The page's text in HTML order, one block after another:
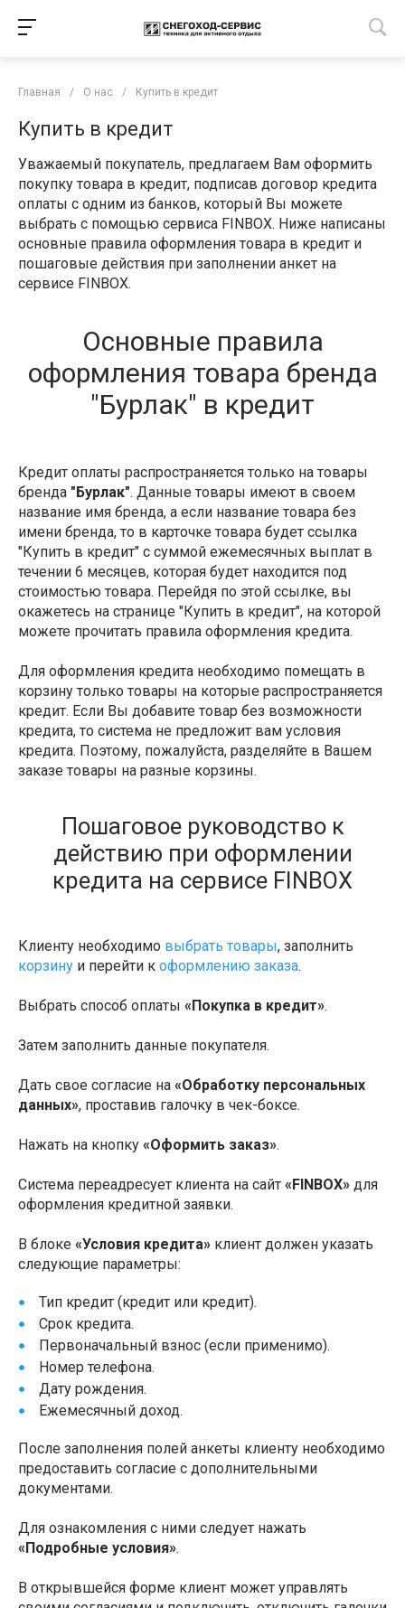
Главная / О нас / Купить в кредит
Купить в кредит
Уважаемый покупатель, предлагаем Вам оформить
покупку товара в кредит, подписав договор кредита
оплаты с одним из банков, который Вы можете
выбрать с помощью сервиса FINBOX. Ниже написаны
основные правила оформления товара в кредит и
пошаговые действия при заполнении анкет на
сервисе FINBOX.
Основные правила
оформления товара бренда
"Бурлак" в кредит
Кредит оплаты распространяется только на товары
бренда "Бурлак". Данные товары имеют в своем
название имя бренда, а если название товара без
имени бренда, то в карточке товара будет ссылка
"Купить в кредит" с суммой ежемесячных выплат в
течении 6 месяцев, которая будет находится под
стоимостью товара. Перейдя по этой ссылке, вы
окажетесь на странице "Купить в кредит", на которой
можете прочитать правила оформления кредита.
Для оформления кредита необходимо помещать в
корзину только товары на которые распространяется
кредит. Если Вы добавите товар без возможности
кредита, то система не предложит вам условия
кредита. Поэтому, пожалуйста, разделяйте в Вашем
заказе товары на разные корзины.
Пошаговое руководство к
действию при оформлении
кредита на сервисе FINBOX
Клиенту необходимо выбрать товары, заполнить
корзину и перейти к оформлению заказа.
Выбрать способ оплаты «Покупка в кредит».
Затем заполнить данные покупателя.
Дать свое согласие на «Обработку персональных
данных», проставив галочку в чек-боксе.
Нажать на кнопку «Оформить заказ».
Система переадресует клиента на сайт «FINBOX» для
оформления кредитной заявки.
В блоке «Условия кредита» клиент должен указать
следующие параметры:
Тип кредит (кредит или кредит).
Срок кредита.
Первоначальный взнос (если применимо).
Номер телефона.
Дату рождения.
Ежемесячный доход.
После заполнения полей анкеты клиенту необходимо
предоставить согласие с дополнительными
документами.
Для ознакомления с ними следует нажать
«Подробные условия».
В открывшейся форме клиент может управлять